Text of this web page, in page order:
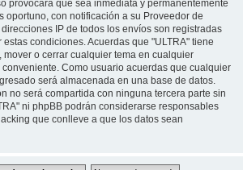
provocará que sea inmediata y permanentemente
oportuno, con notificación a su Proveedor de
IP de todos los envíos son registradas
condiciones. Acuerdas que "ULTRA" tiene
mover o cerrar cualquier tema en cualquier
Como usuario acuerdas que cualquier
será almacenada en una base de datos.
no será compartida con ninguna tercera parte sin
ni phpBB podrán considerarse responsables
que conlleve a que los datos sean